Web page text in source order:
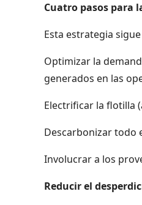
Cuatro pasos para
Esta estrategia
Optimizar la
generados en las
Electrificar la flotilla
Descarbonizar todo
Involucrar a los
Reducir el